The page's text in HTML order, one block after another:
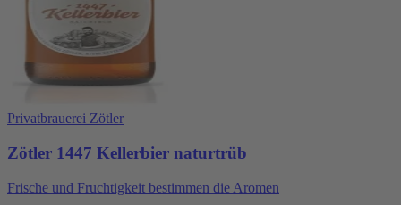
Privatbrauerei Zötler
Zötler 1447 Kellerbier naturtrüb
Frische und Fruchtigkeit bestimmen die Aromen